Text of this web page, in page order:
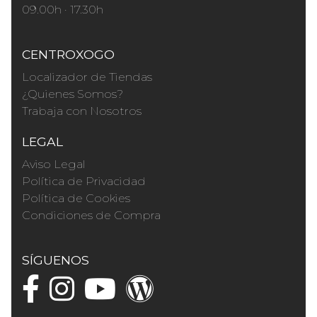
09.00h · 17.30h
CENTROXOGO
Localizador de Tiendas
¿Quienes Somos?
Trabaja con Nosotros
LEGAL
Aviso Legal
Política de Privacidad
Política de Cookies
Condiciones de Compra
SÍGUENOS